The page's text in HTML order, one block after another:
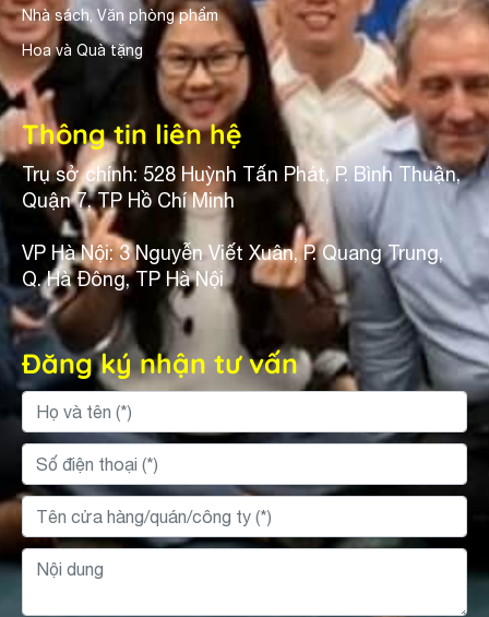
Nhà sách, Văn phòng phẩm
Hoa và Quà tặng
Thông tin liên hệ
Trụ sở chính: 528 Huỳnh Tấn Phát, P. Bình Thuận,
Quận 7, TP Hồ Chí Minh
VP Hà Nội: 3 Nguyễn Viết Xuân, P. Quang Trung,
Q. Hà Đông, TP Hà Nội
Đăng ký nhận tư vấn